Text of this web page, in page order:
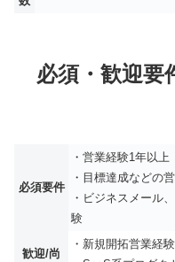
必須・歓迎要
必須要件
・営業経験1年以上
・目標達成などの
・ビジネスメール
験
歓迎/尚
・新規開拓営業経